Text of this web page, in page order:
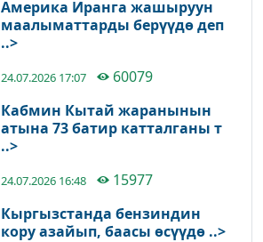
Америка Иранга жашыруун
маалыматтарды берүүдө деп
..>
24.07.2026 17:07
60079
Кабмин Кытай жаранынын
атына 73 батир катталганы т
..>
24.07.2026 16:48
15977
Кыргызстанда бензиндин
кору азайып, баасы өсүүдө ..>